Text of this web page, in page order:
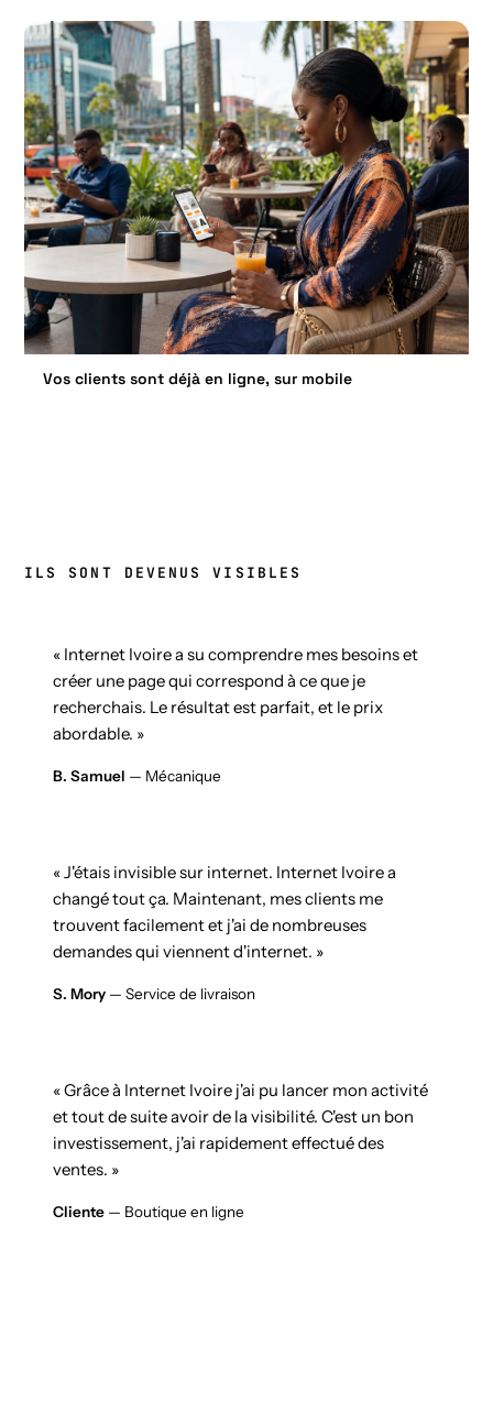
Vos clients sont déjà en ligne, sur mobile
ILS SONT DEVENUS VISIBLES
« Internet Ivoire a su comprendre mes besoins et
créer une page qui correspond à ce que je
recherchais. Le résultat est parfait, et le prix
abordable. »
B. Samuel — Mécanique
« J'étais invisible sur internet. Internet Ivoire a
changé tout ça. Maintenant, mes clients me
trouvent facilement et j'ai de nombreuses
demandes qui viennent d'internet. »
S. Mory — Service de livraison
« Grâce à Internet Ivoire j'ai pu lancer mon activité
et tout de suite avoir de la visibilité. C'est un bon
investissement, j'ai rapidement effectué des
ventes. »
Cliente — Boutique en ligne